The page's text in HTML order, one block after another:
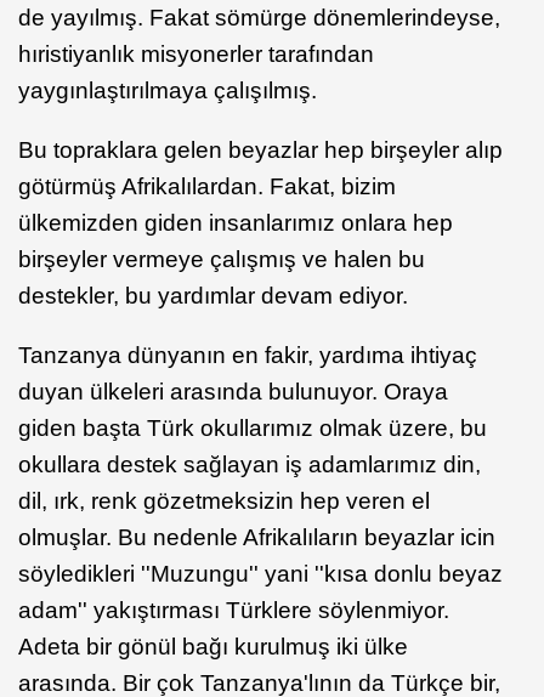
de yayılmış. Fakat sömürge dönemlerindeyse,
hıristiyanlık misyonerler tarafından
yaygınlaştırılmaya çalışılmış.
Bu topraklara gelen beyazlar hep birşeyler alıp
götürmüş Afrikalılardan. Fakat, bizim
ülkemizden giden insanlarımız onlara hep
birşeyler vermeye çalışmış ve halen bu
destekler, bu yardımlar devam ediyor.
Tanzanya dünyanın en fakir, yardıma ihtiyaç
duyan ülkeleri arasında bulunuyor. Oraya
giden başta Türk okullarımız olmak üzere, bu
okullara destek sağlayan iş adamlarımız din,
dil, ırk, renk gözetmeksizin hep veren el
olmuşlar. Bu nedenle Afrikalıların beyazlar icin
söyledikleri ''Muzungu'' yani ''kısa donlu beyaz
adam'' yakıştırması Türklere söylenmiyor.
Adeta bir gönül bağı kurulmuş iki ülke
arasında. Bir çok Tanzanya'lının da Türkçe bir,